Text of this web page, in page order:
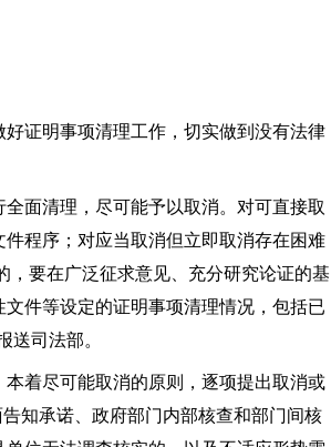
证明事项清理工作，切实做到没有法律
面清理，尽可能予以取消。对可直接取
程序；对应当取消但立即取消存在困难
要在广泛征求意见、充分研究论证的基
件等设定的证明事项清理情况，包括已
送司法部。
着尽可能取消的原则，逐项提出取消或
知承诺、政府部门内部核查和部门间核